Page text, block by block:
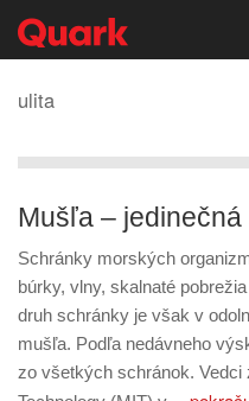
ulita
Mušľa –
Schránky morských
búrky, vlny, skalnaté
druh schránky je však v
mušľa. Podľa nedávneho
zo všetkých schránok.